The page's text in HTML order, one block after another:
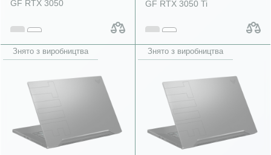
GF RTX 3050
GF RTX 3050 Ti
Знято з виробництва Знято з виробництва